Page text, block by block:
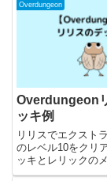
Overdungeon
Overdungeon
ッキ例
リリスでエクスト
のレベル10をクリ
ッキとレリックの